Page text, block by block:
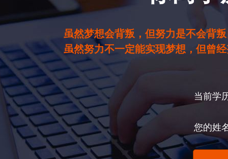
虽然梦想会背叛，但努力是不会背
虽然努力不一定能实现梦想，但曾
当前学
您的姓